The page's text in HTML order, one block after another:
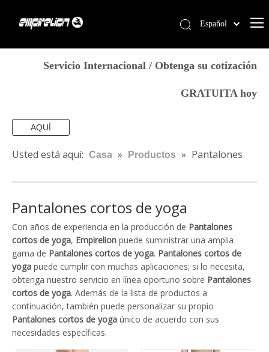
Por qué Empirelion
Español
简体中文
Français
日本語
Servicio Internacional / Obtenga su cotización
GRATUITA hoy
AQUÍ
Usted está aquí: Casa » Productos » Pantalones
Pantalones cortos de yoga
Con años de experiencia en la producción de Pantalones
cortos de yoga, Empirelion puede suministrar una amplia
gama de Pantalones cortos de yoga. Pantalones cortos de
yoga puede cumplir con muchas aplicaciones; si lo necesita,
obtenga nuestro servicio en línea oportuno sobre Pantalones
cortos de yoga. Además de la lista de productos a
continuación, también puede personalizar su propio
Pantalones cortos de yoga único de acuerdo con sus
necesidades específicas.